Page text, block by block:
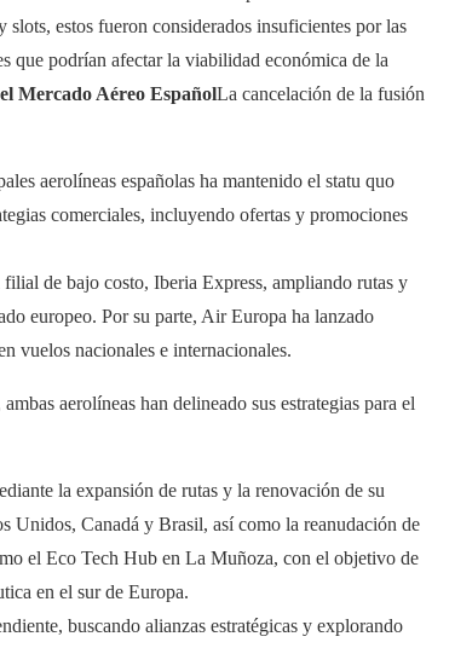
estos fueron considerados insuficientes por las
que podrían afectar la viabilidad económica de la
Mercado Aéreo EspañolLa cancelación de la fusión
aerolíneas españolas ha mantenido el statu quo
comerciales, incluyendo ofertas y promociones
de bajo costo, Iberia Express, ampliando rutas y
europeo. Por su parte, Air Europa ha lanzado
vuelos nacionales e internacionales.
aerolíneas han delineado sus estrategias para el
la expansión de rutas y la renovación de su
Unidos, Canadá y Brasil, así como la reanudación de
el Eco Tech Hub en La Muñoza, con el objetivo de
en el sur de Europa.
buscando alianzas estratégicas y explorando